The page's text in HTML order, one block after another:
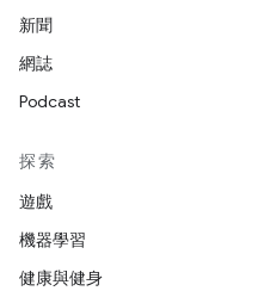
新聞
網誌
Podcast
探索
遊戲
機器學習
健康與健身